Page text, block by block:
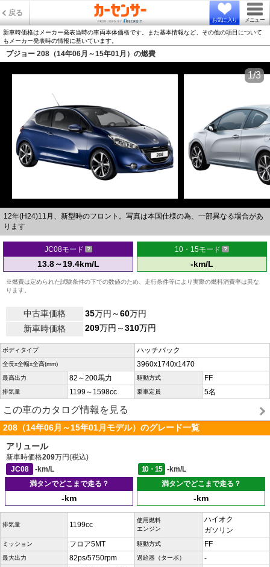
戻る
お気に入り メニュー
新車時価格はメーカー発表当時の車両本体価格です。また基本情報など、その他の項目について
もメーカー発表時の情報に基いています。
プジョー 208（14年06月～15年01月）の燃費
12年(H24)11月、新型時のフロント。写真は本国仕様の為、一部異なる場合があ
ります
1/3
JC08モード
13.8～19.4km/L
10・15モード
-km/L
※燃費は定められた試験条件の下での数値のため、走行条件等により実際の燃料消費率は異な
ります。
中古車価格 35万円～60万円
新車時価格
209万円～310万円
ボディタイプ ハッチバック
全長x全幅x全高(mm) 3960x1740x1470
最高出力 82～200馬力 駆動方式 FF
排気量 1199～1598cc 乗車定員 5名
この車のカタログ情報を見る
208（14年06月～15年01月モデル）のグレード一覧
アリュール
新車時価格209万円(税込)
JC08
-km/L 10・15
-km/L
満タンでどこまで走る？
-km
満タンでどこまで走る？
-km
排気量 1199cc
使用燃料
エンジン
ハイオク
ガソリン
ミッション フロア5MT 駆動方式 FF
最大出力 82ps/5750rpm 過給器（ターボ） -